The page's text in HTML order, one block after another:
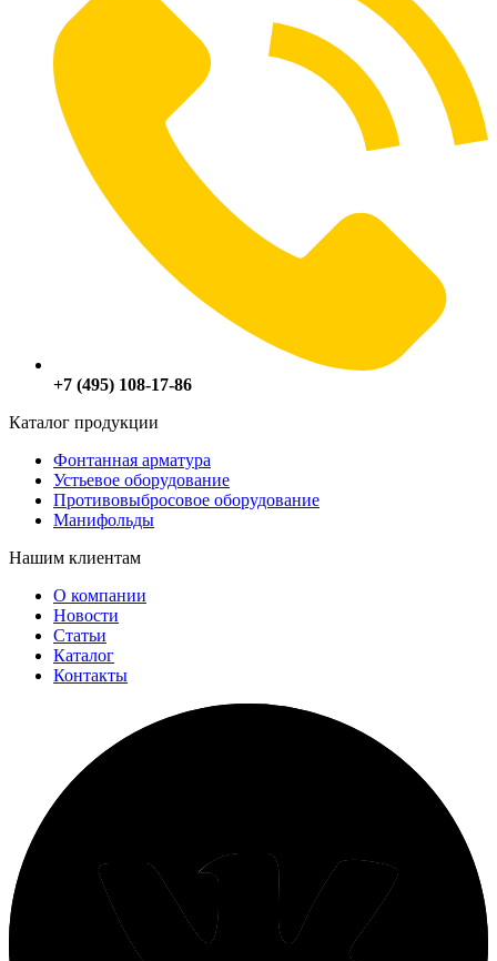
+7 (495) 108-17-86
Каталог продукции
Фонтанная арматура
Устьевое оборудование
Противовыбросовое оборудование
Манифольды
Нашим клиентам
О компании
Новости
Статьи
Каталог
Контакты